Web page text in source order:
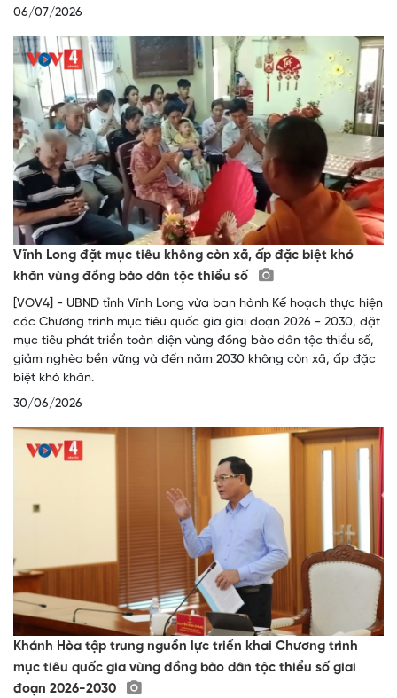
06/07/2026
Vĩnh Long đặt mục tiêu không còn xã, ấp đặc biệt khó
khăn vùng đồng bào dân tộc thiểu số
[VOV4] - UBND tỉnh Vĩnh Long vừa ban hành Kế hoạch thực hiện
các Chương trình mục tiêu quốc gia giai đoạn 2026 - 2030, đặt
mục tiêu phát triển toàn diện vùng đồng bào dân tộc thiểu số,
giảm nghèo bền vững và đến năm 2030 không còn xã, ấp đặc
biệt khó khăn.
30/06/2026
Khánh Hòa tập trung nguồn lực triển khai Chương trình
mục tiêu quốc gia vùng đồng bào dân tộc thiểu số giai
đoạn 2026-2030